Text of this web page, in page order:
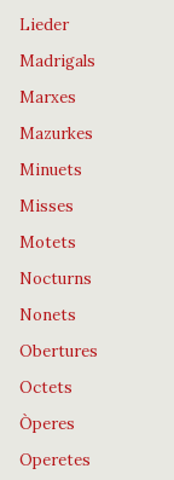
Lieder
Madrigals
Marxes
Mazurkes
Minuets
Misses
Motets
Nocturns
Nonets
Obertures
Octets
Òperes
Operetes